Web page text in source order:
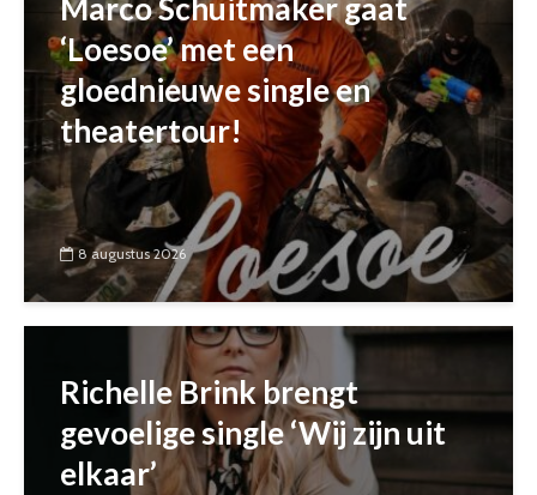
Marco Schuitmaker gaat
‘Loesoe’ met een
gloednieuwe single en
theatertour!
8 augustus 2026
Richelle Brink brengt
gevoelige single ‘Wij zijn uit
elkaar’